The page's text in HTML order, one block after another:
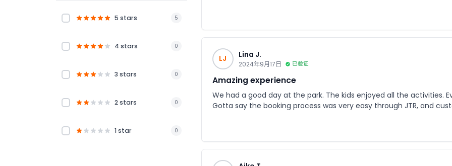
5 stars 5
4 stars 0
3 stars 0
2 stars 0
1 star 0
LJ Lina J.
2024年9月17日 已验证
Amazing experience
We had a good day at the park. The kids enjoyed all the activities.
Gotta say the booking process was very easy through JTR, and